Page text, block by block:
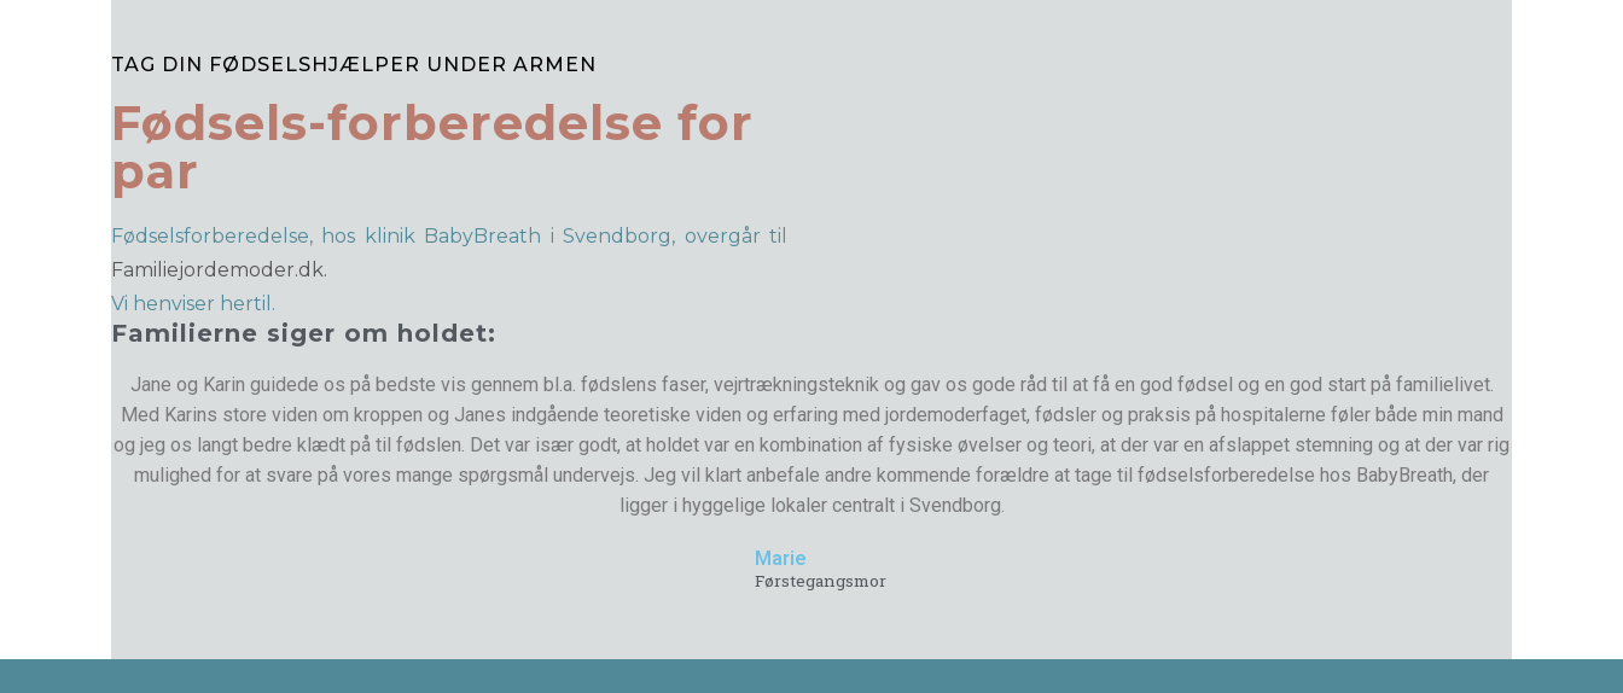
TAG DIN FØDSELSHJÆLPER UNDER ARMEN
Fødsels-forberedelse for
par
Fødselsforberedelse, hos klinik BabyBreath i Svendborg, overgår til
Familiejordemoder.dk.
Vi henviser hertil.
Familierne siger om holdet:
Jane og Karin guidede os på bedste vis gennem bl.a. fødslens faser, vejrtrækningsteknik og gav os gode råd til at få en god fødsel og en god start på familielivet.
Med Karins store viden om kroppen og Janes indgående teoretiske viden og erfaring med jordemoderfaget, fødsler og praksis på hospitalerne føler både min mand
og jeg os langt bedre klædt på til fødslen. Det var især godt, at holdet var en kombination af fysiske øvelser og teori, at der var en afslappet stemning og at der var rig
mulighed for at svare på vores mange spørgsmål undervejs. Jeg vil klart anbefale andre kommende forældre at tage til fødselsforberedelse hos BabyBreath, der
ligger i hyggelige lokaler centralt i Svendborg.
Marie
Førstegangsmor